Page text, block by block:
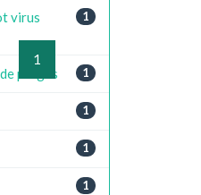
1
1
virus
1
pragas
1
1
1